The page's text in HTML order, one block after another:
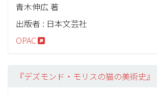
青木伸広 著
出版者 : 日本文芸社
OPAC
『デズモンド・モリスの猫の美術史』